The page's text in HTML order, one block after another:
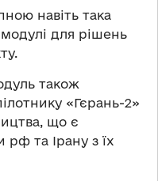
навіть така
для рішень
також
«Гєрань-2»
що є
рф та Ірану з їх